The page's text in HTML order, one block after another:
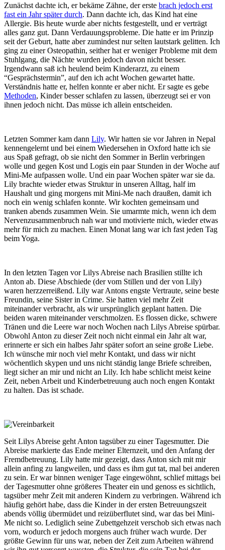
Zunächst dachte ich, er bekäme Zähne, der erste brach jedoch erst
fast ein Jahr später durch. Dann dachte ich, das Kind hat eine
Allergie. Bis heute wurde aber nichts festgestellt, und er verträgt
alles ganz gut. Dann Verdauungsprobleme. Die hatte er im Prinzip
seit der Geburt, hatte aber zumindest nur selten lautstark gelitten. Ich
ging zu einer Osteopathin, seither hat er weniger Probleme mit dem
Stuhlgang, die Nächte wurden jedoch davon nicht besser.
Irgendwann saß ich heulend beim Kinderarzt, zu einem
“Gesprächstermin”, auf den ich acht Wochen gewartet hatte.
Verständnis hatte er, helfen konnte er aber nicht. Er sagte es gebe
Methoden, Kinder besser schlafen zu lassen, überzeugt sei er von
ihnen jedoch nicht. Das müsse ich allein entscheiden.
Letzten Sommer kam dann Lily. Wir hatten sie vor Jahren in Nepal
kennengelernt und bei einem Wiedersehen in Oxford hatte ich sie
aus Spaß gefragt, ob sie nicht den Sommer in Berlin verbringen
wolle und gegen Kost und Logis ein paar Stunden in der Woche auf
Mini-Me aufpassen wolle. Und ein paar Wochen später war sie da.
Lily brachte wieder etwas Struktur in unseren Alltag, half im
Haushalt und ging morgens mit Mini-Me nach draußen, damit ich
noch ein wenig schlafen konnte. Wir kochten gemeinsam und
tranken abends zusammen Wein. Sie umarmte mich, wenn ich dem
Nervenzusammenbruch nah war und motivierte mich, wieder etwas
mehr für mich zu machen. Einen Monat lang war ich fast jeden Tag
beim Yoga.
In den letzten Tagen vor Lilys Abreise nach Brasilien stillte ich
Anton ab. Diese Abschiede (der vom Stillen und der von Lily)
waren herzzerreißend. Lily war Antons engste Vertraute, seine beste
Freundin, seine Sister in Crime. Sie hatten viel mehr Zeit
miteinander verbracht, als wir ursprünglich geplant hatten. Die
beiden waren miteinander verschmolzen. Es flossen dicke, schwere
Tränen und die Leere war noch Wochen nach Lilys Abreise spürbar.
Obwohl Anton zu dieser Zeit noch nicht einmal ein Jahr alt war,
erinnerte er sich ein halbes Jahr später sofort an seine große Liebe.
Ich wünsche mir noch viel mehr Kontakt, und dass wir nicht
wöchentlich skypen und uns nicht ständig lange Briefe schreiben,
liegt sicher an mir und nicht an Lily. Ich habe schlicht meist keine
Zeit, neben Arbeit und Kinderbetreuung auch noch engen Kontakt
zu halten. Das ist schade.
Seit Lilys Abreise geht Anton tagsüber zu einer Tagesmutter. Die
Abreise markierte das Ende meiner Elternzeit, und den Anfang der
Fremdbetreuung. Lily hatte mir gezeigt, dass Anton sich mit mir
allein anfing zu langweilen, und dass es ihm gut tat, mal bei anderen
zu sein. Er war binnen weniger Tage eingewöhnt, schlief mittags bei
der Tagesmutter ohne größeres Theater ein und genoss es sichtlich,
tagsüber mehr Zeit mit anderen Kindern zu verbringen. Während ich
häufig gehört habe, dass die Kinder in der ersten Betreuungszeit
abends völlig übermüdet und reizüberflutet sind, war das bei Mini-
Me nicht so. Lediglich seine Zubettgehzeit verschob sich etwas nach
vorn, wodurch er jedoch morgens auch früher wach wurde. Der
größte Gewinn für uns war, neben der Zeit zum Arbeiten während